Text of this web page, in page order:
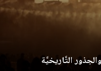
التَّاريخيَّة